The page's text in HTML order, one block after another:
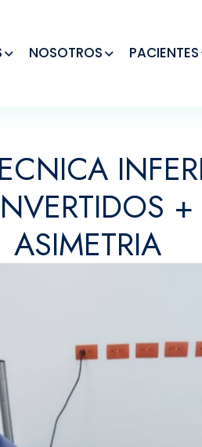
NOSOTROS PACIENTES
ASIMETRIA